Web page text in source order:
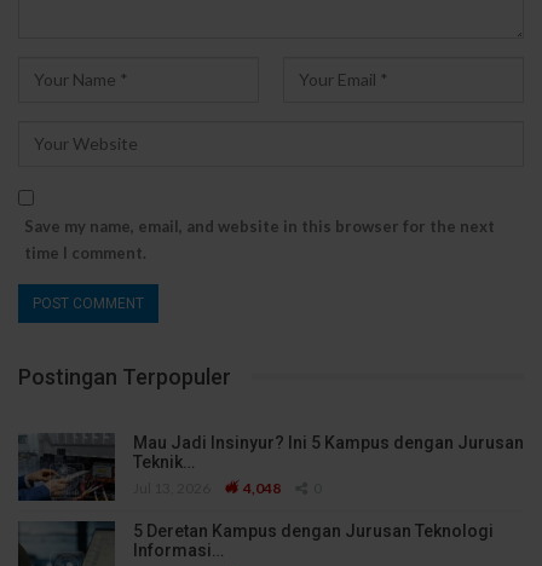
Save my name, email, and website in this browser for the next
time I comment.
Postingan Terpopuler
Mau Jadi Insinyur? Ini 5 Kampus dengan Jurusan
Teknik…
4,048
5 Deretan Kampus dengan Jurusan Teknologi
Informasi…